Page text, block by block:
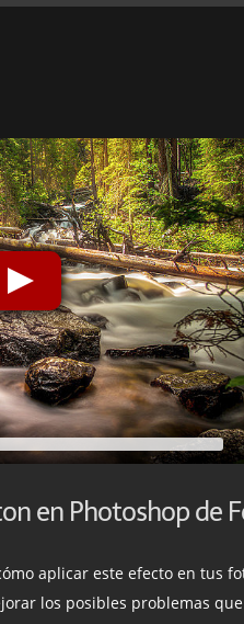
aplicar este efecto en tus
posibles problemas que puedan